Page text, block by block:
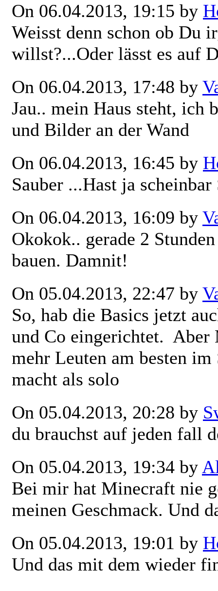
On 06.04.2013, 19:15 by
Weisst denn schon ob Du
willst?...Oder lässt es auf
On 06.04.2013, 17:48 by
Jau.. mein Haus steht, ich
und Bilder an der Wand
On 06.04.2013, 16:45 by
Sauber ...Hast ja scheinbar
On 06.04.2013, 16:09 by
Okokok.. gerade 2
bauen. Damnit!
On 05.04.2013, 22:47 by
So, hab die Basics jetzt
und Co eingerichtet. Aber
mehr Leuten am besten
macht als solo
On 05.04.2013, 20:28 by
du brauchst auf jeden fall
On 05.04.2013, 19:34 by
Bei mir hat Minecraft nie
meinen Geschmack. Und
On 05.04.2013, 19:01 by
Und das mit dem wieder